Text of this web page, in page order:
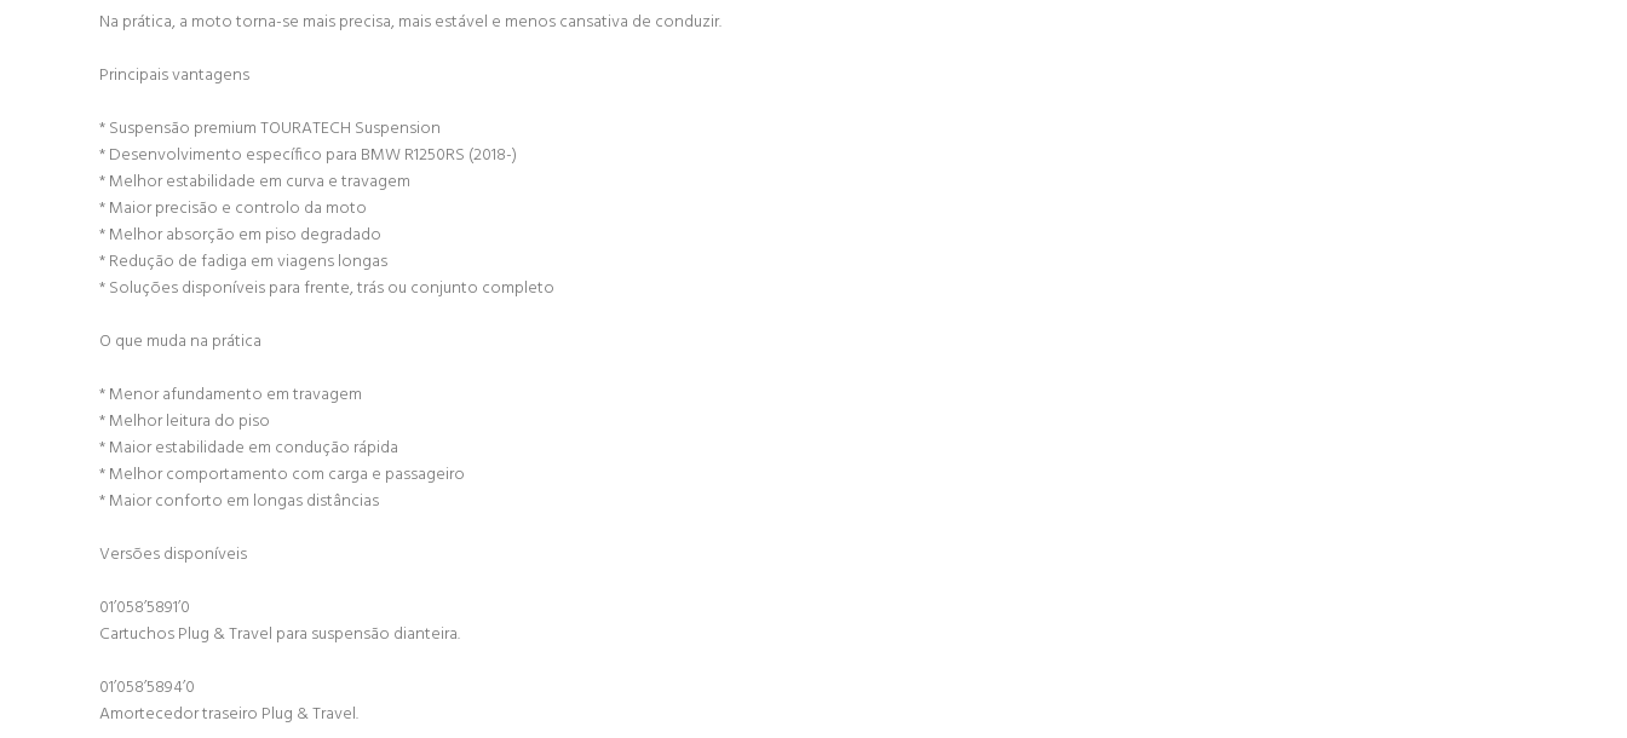
Na prática, a moto torna-se mais precisa, mais estável e menos cansativa de conduzir.
Principais vantagens
* Suspensão premium TOURATECH Suspension
* Desenvolvimento específico para BMW R1250RS (2018-)
* Melhor estabilidade em curva e travagem
* Maior precisão e controlo da moto
* Melhor absorção em piso degradado
* Redução de fadiga em viagens longas
* Soluções disponíveis para frente, trás ou conjunto completo
O que muda na prática
* Menor afundamento em travagem
* Melhor leitura do piso
* Maior estabilidade em condução rápida
* Melhor comportamento com carga e passageiro
* Maior conforto em longas distâncias
Versões disponíveis
01’058’5891’0
Cartuchos Plug & Travel para suspensão dianteira.
01’058’5894’0
Amortecedor traseiro Plug & Travel.